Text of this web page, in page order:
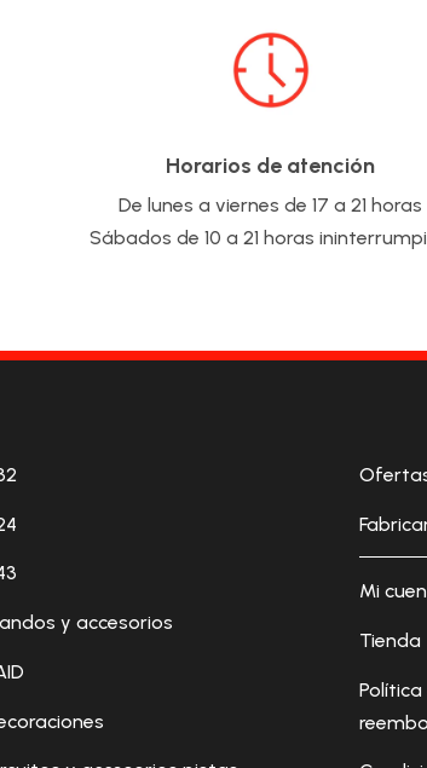
Horarios de atención
De lunes a viernes de 17 a 21 horas
Sábados de 10 a 21 horas
y accesorios
Mi
Tienda